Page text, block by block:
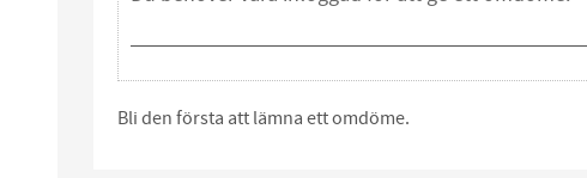
Bli den första att lämna ett omdöme.